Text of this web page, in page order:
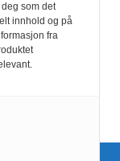
som det
innhold og på
fra